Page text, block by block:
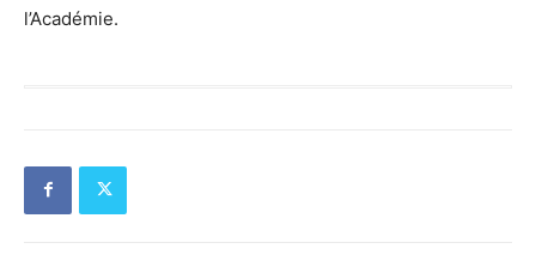
l’Académie.